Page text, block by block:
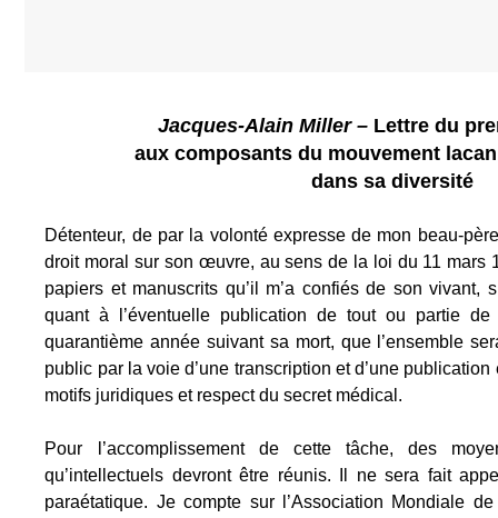
Jacques-Alain Miller– Lettre du
aux composants du mouvement
dans sa diversité
Détenteur, de par la volonté expresse de mon beau-
droit moral sur son œuvre, au sens de la loi du 11 mars
papiers et manuscrits qu’il m’a confiés de son vivant,
quant à l’éventuelle publication de tout ou partie
quarantième année suivant sa mort, que l’ensemble
public par la voie d’une transcription et d’une
motifs juridiques et respect du secret médical.
Pour l’accomplissement de cette tâche, des
qu’intellectuels devront être réunis. Il ne sera fait
paraétatique. Je compte sur l’Association Mondiale